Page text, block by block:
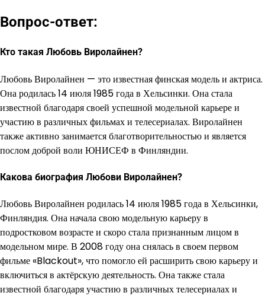
Вопрос-ответ:
Кто такая Любовь Виролайнен?
Любовь Виролайнен — это известная финская модель и актриса.
Она родилась 14 июля 1985 года в Хельсинки. Она стала
известной благодаря своей успешной модельной карьере и
участию в различных фильмах и телесериалах. Виролайнен
также активно занимается благотворительностью и является
послом доброй воли ЮНИСЕФ в Финляндии.
Какова биография Любови Виролайнен?
Любовь Виролайнен родилась 14 июля 1985 года в Хельсинки,
Финляндия. Она начала свою модельную карьеру в
подростковом возрасте и скоро стала признанным лицом в
модельном мире. В 2008 году она снялась в своем первом
фильме «Blackout», что помогло ей расширить свою карьеру и
включиться в актёрскую деятельность. Она также стала
известной благодаря участию в различных телесериалах и